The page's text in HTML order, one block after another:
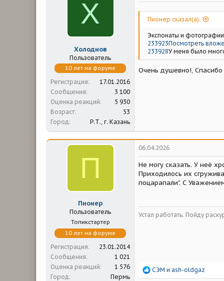
л
а
Х
Холоднов
Пользователь
10 лет на форуме
Регистрация
17.01.2016
Сообщения
3 100
Оценка реакций
5 930
Возраст
53
Город
Р.Т., г. Казань
Пионер сказал(а):
Экспонаты и
233923Посмотреть
233928У меня было
Очень душевно!, Спасибо
П
Пионер
Пользователь
Топикстартер
10 лет на форуме
Регистрация
23.01.2014
Сообщения
1 021
Оценка реакций
1 576
Город
Пермь
06.04.2026
Не могу сказать. У неё
Приходилось их
поцарапали". С
Устал работать. Пойду
Р
СЭМ и ash-oldgaz